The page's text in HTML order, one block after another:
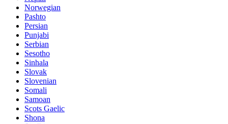
Norwegian
Pashto
Persian
Punjabi
Serbian
Sesotho
Sinhala
Slovak
Slovenian
Somali
Samoan
Scots Gaelic
Shona